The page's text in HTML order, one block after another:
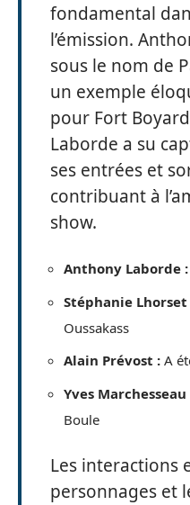
fondamental
l’émission.
sous le nom de
un exemple
pour Fort
Laborde a su
ses entrées et
contribuant à
show.
Anthony Laborde :
Stéphanie Lhorset
Oussakass
Alain Prévost : A
Yves Marchesseau
Boule
Les interactions
personnages et